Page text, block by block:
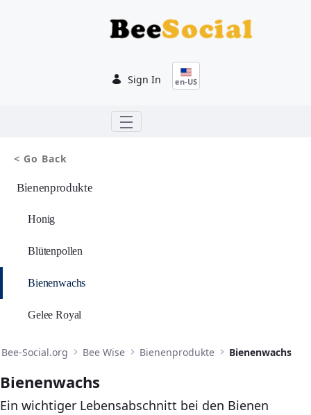
Sign In en-US
< Go Back
Bienenprodukte
Honig
Blütenpollen
Bienenwachs
Gelee Royal
Bee-Social.org Bee Wise Bienenprodukte Bienenwachs
Bienenwachs
Ein wichtiger Lebensabschnitt bei den Bienen